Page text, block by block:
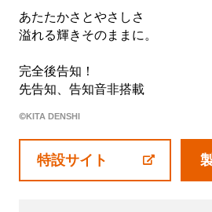
株式会社北電子
株式会社ゼクロスクリエイテ
株式会社キタック販売
採用情報
あたたかさとやさしさ
溢れる輝きそのままに。
完全後告知！
先告知、告知音非搭載
©KITA DENSHI
特設サイト